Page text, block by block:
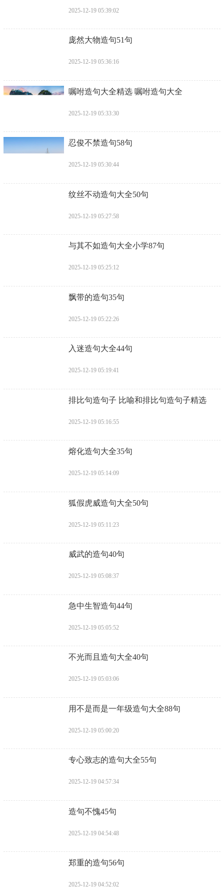
2025-12-19 05:39:02
​庞然大物造句51句
2025-12-19 05:36:16
​嘱咐造句大全精选 嘱咐造句大全
2025-12-19 05:33:30
​忍俊不禁造句58句
2025-12-19 05:30:44
​纹丝不动造句大全50句
2025-12-19 05:27:58
​与其不如造句大全小学87句
2025-12-19 05:25:12
​飘带的造句35句
2025-12-19 05:22:26
​入迷造句大全44句
2025-12-19 05:19:41
​排比句造句子 比喻和排比句造句子精选
2025-12-19 05:16:55
​熔化造句大全35句
2025-12-19 05:14:09
​狐假虎威造句大全50句
2025-12-19 05:11:23
​威武的造句40句
2025-12-19 05:08:37
​急中生智造句44句
2025-12-19 05:05:52
​不光而且造句大全40句
2025-12-19 05:03:06
​用不是而是一年级造句大全88句
2025-12-19 05:00:20
​专心致志的造句大全55句
2025-12-19 04:57:34
​造句不愧45句
2025-12-19 04:54:48
​郑重的造句56句
2025-12-19 04:52:02